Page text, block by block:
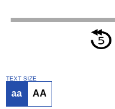
TEXT SIZE
aa AA